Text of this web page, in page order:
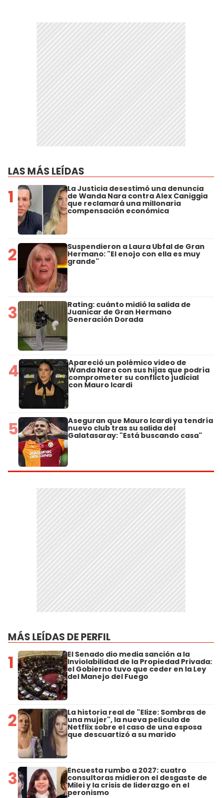
LAS MÁS LEÍDAS
1 La Justicia desestimó una denuncia
de Wanda Nara contra Alex Caniggia
que reclamará una millonaria
compensación económica
2 Suspendieron a Laura Ubfal de Gran
Hermano: "El enojo con ella es muy
grande"
3 Rating: cuánto midió la salida de
Juanicar de Gran Hermano
Generación Dorada
4 Apareció un polémico video de
Wanda Nara con sus hijas que podría
comprometer su conflicto judicial
con Mauro Icardi
5 Aseguran que Mauro Icardi ya tendría
nuevo club tras su salida del
Galatasaray: "Está buscando casa"
MÁS LEÍDAS DE PERFIL
1 El Senado dio media sanción a la
Inviolabilidad de la Propiedad Privada:
el Gobierno tuvo que ceder en la Ley
del Manejo del Fuego
2 La historia real de "Elize: Sombras de
una mujer", la nueva película de
Netflix sobre el caso de una esposa
que descuartizó a su marido
3 Encuesta rumbo a 2027: cuatro
consultoras midieron el desgaste de
Milei y la crisis de liderazgo en el
peronismo